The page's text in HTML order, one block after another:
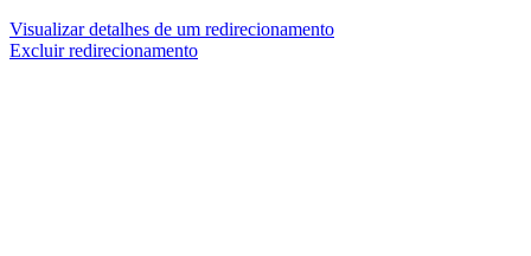
Visualizar detalhes de um redirecionamento
Excluir redirecionamento